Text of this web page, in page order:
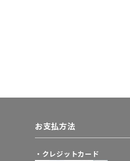
お支払方法
・クレジットカード